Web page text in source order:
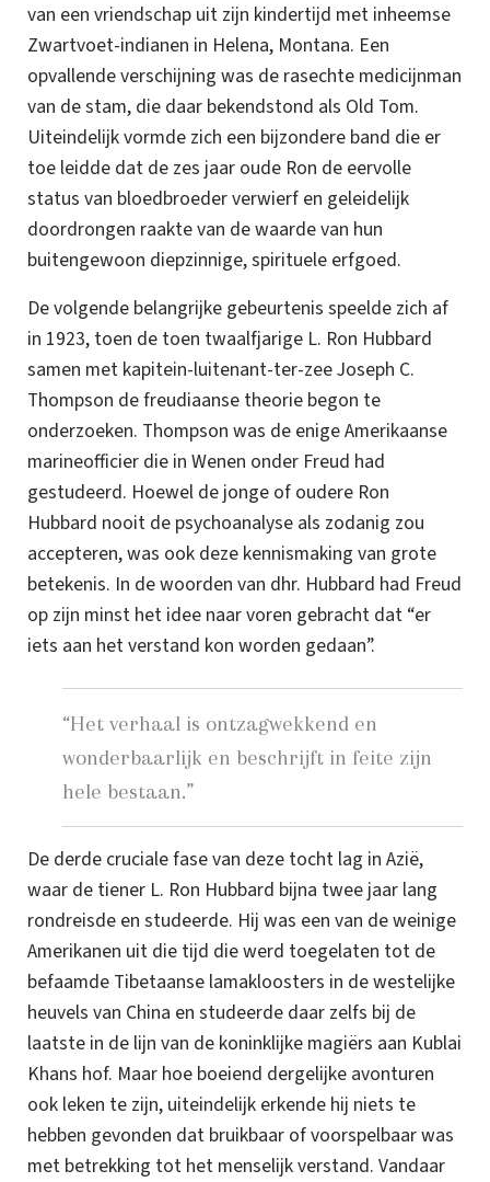
van een vriendschap uit zijn kindertijd met inheemse
Zwartvoet-indianen in Helena, Montana. Een
opvallende verschijning was de rasechte medicijnman
van de stam, die daar bekendstond als Old Tom.
Uiteindelijk vormde zich een bijzondere band die er
toe leidde dat de zes jaar oude Ron de eervolle
status van bloedbroeder verwierf en geleidelijk
doordrongen raakte van de waarde van hun
buitengewoon diepzinnige, spirituele erfgoed.
De volgende belangrijke gebeurtenis speelde zich af
in 1923, toen de toen twaalfjarige L. Ron Hubbard
samen met kapitein-luitenant-ter-zee Joseph C.
Thompson de freudiaanse theorie begon te
onderzoeken. Thompson was de enige Amerikaanse
marineofficier die in Wenen onder Freud had
gestudeerd. Hoewel de jonge of oudere Ron
Hubbard nooit de psychoanalyse als zodanig zou
accepteren, was ook deze kennismaking van grote
betekenis. In de woorden van dhr. Hubbard had Freud
op zijn minst het idee naar voren gebracht dat “er
iets aan het verstand kon worden gedaan”.
“Het verhaal is ontzagwekkend en
wonderbaarlijk en beschrijft in feite zijn
hele bestaan.”
De derde cruciale fase van deze tocht lag in Azië,
waar de tiener L. Ron Hubbard bijna twee jaar lang
rondreisde en studeerde. Hij was een van de weinige
Amerikanen uit die tijd die werd toegelaten tot de
befaamde Tibetaanse lamakloosters in de westelijke
heuvels van China en studeerde daar zelfs bij de
laatste in de lijn van de koninklijke magiërs aan Kublai
Khans hof. Maar hoe boeiend dergelijke avonturen
ook leken te zijn, uiteindelijk erkende hij niets te
hebben gevonden dat bruikbaar of voorspelbaar was
met betrekking tot het menselijk verstand. Vandaar